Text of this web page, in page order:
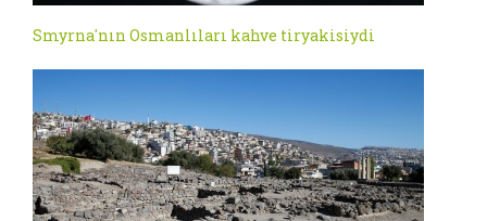
Smyrna'nın Osmanlıları kahve tiryakisiydi